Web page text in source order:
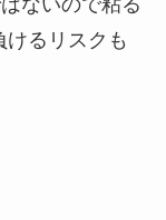
けるリスクも